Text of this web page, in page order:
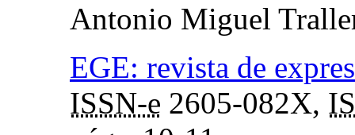
Antonio Miguel
EGE: revista de
ISSN-e 2605-082X,